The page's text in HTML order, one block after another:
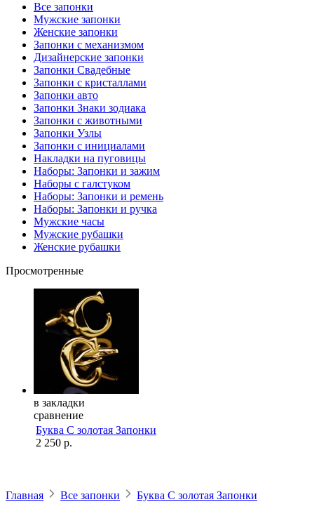
Все запонки
Мужские запонки
Женские запонки
Запонки с механизмом
Дизайнерские запонки
Запонки Свадебные
Запонки с кристаллами
Запонки авто
Запонки Знаки зодиака
Запонки с животными
Запонки Узлы
Запонки с инициалами
Накладки на пуговицы
Наборы: Запонки и зажим
Наборы с галстуком
Наборы: Запонки и ремень
Наборы: Запонки и ручка
Мужские часы
Мужские рубашки
Женские рубашки
Просмотренные
в закладки
сравнение
Буква С золотая Запонки
2 250 р.
Главная Все запонки Буква С золотая Запонки